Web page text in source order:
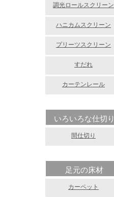
調光ロールスクリーン
ハニカムスクリーン
プリーツスクリーン
すだれ
カーテンレール
いろいろな仕切り
間仕切り
足元の床材
カーペット